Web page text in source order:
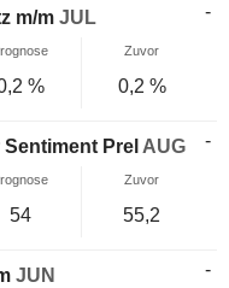
m/m JUL -
Zuvor
% 0,2 %
Prel AUG -
Zuvor
54 55,2
JUN -